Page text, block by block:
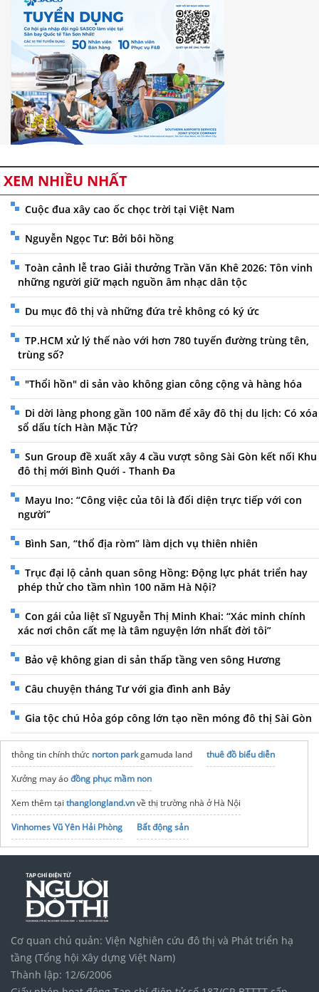
XEM NHIỀU NHẤT
Cuộc đua xây cao ốc chọc trời tại Việt Nam
Nguyễn Ngọc Tư: Bởi bôi hồng
Toàn cảnh lễ trao Giải thưởng Trần Văn Khê 2026: Tôn vinh
những người giữ mạch nguồn âm nhạc dân tộc
Du mục đô thị và những đứa trẻ không có ký ức
TP.HCM xử lý thế nào với hơn 780 tuyến đường trùng tên,
trùng số?
"Thổi hồn" di sản vào không gian công cộng và hàng hóa
Di dời làng phong gần 100 năm để xây đô thị du lịch: Có xóa
sổ dấu tích Hàn Mặc Tử?
Sun Group đề xuất xây 4 cầu vượt sông Sài Gòn kết nối Khu
đô thị mới Bình Quới - Thanh Đa
Mayu Ino: “Công việc của tôi là đối diện trực tiếp với con
người”
Bình San, “thổ địa ròm” làm dịch vụ thiên nhiên
Trục đại lộ cảnh quan sông Hồng: Động lực phát triển hay
phép thử cho tầm nhìn 100 năm Hà Nội?
Con gái của liệt sĩ Nguyễn Thị Minh Khai: “Xác minh chính
xác nơi chôn cất mẹ là tâm nguyện lớn nhất đời tôi”
Bảo vệ không gian di sản thấp tầng ven sông Hương
Câu chuyện tháng Tư với gia đình anh Bảy
Gia tộc chú Hỏa góp công lớn tạo nền móng đô thị Sài Gòn
thông tin chính thức norton parkgamuda land
thuê đồ biểu diễn
Xưởng may áođồng phục mầm non
Xem thêm tại thanglongland.vnvề thị trường nhà ở Hà Nội
Vinhomes Vũ Yên Hải Phòng
Bất động sản
Vinhomes Saigon Park
Nhậnmay đồng phục clb tennis
noxh K Home Avenue Nhơn Trạch
Chọnxưởng may áo khoác đồng phục​
51 kiểutóc nam đẹp và chuẩn soái ca hot trend
Cơ quan chủ quản: Viện Nghiên cứu đô thị và Phát triển hạ
tầng (Tổng hội Xây dựng Việt Nam)
Thành lập: 12/6/2006